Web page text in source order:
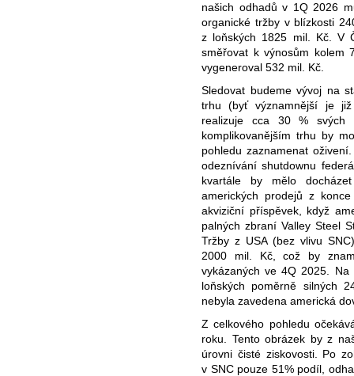
našich odhadů v 1Q 2026
organické tržby v blízkosti
z loňských 1825 mil. Kč. V
směřovat k výnosům kolem
vygeneroval 532 mil. Kč.
Sledovat budeme vývoj na
trhu (byť významnější je
realizuje cca 30 %
komplikovanějším trhu by
pohledu zaznamenat
odeznívání shutdownu
kvartále by mělo
amerických prodejů z
akviziční příspěvek, když
palných zbraní Valley Steel
Tržby z USA (bez vlivu
2000 mil. Kč, což by
vykázaných ve 4Q 2025.
loňských poměrně silných
nebyla zavedena americká
Z celkového pohledu
roku. Tento obrázek by z
úrovni čisté ziskovosti. Po
v SNC pouze 51% podíl,